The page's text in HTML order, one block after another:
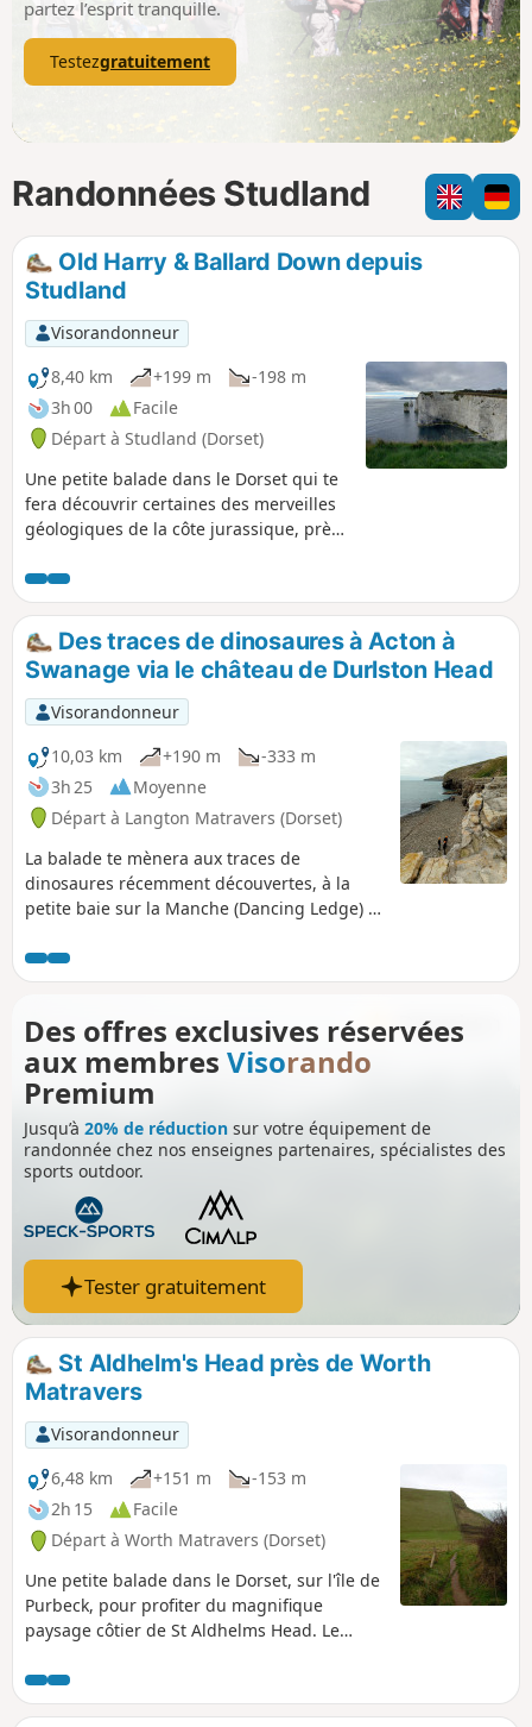
partez l’esprit tranquille.
Testezgratuitement
Randonnées Studland
Old Harry & Ballard Down depuis
Studland
Visorandonneur
8,40 km
+199 m
-198 m
3h 00
Facile
Départ à Studland (Dorset)
Une petite balade dans le Dorset qui te
fera découvrir certaines des merveilles
géologiques de la côte jurassique, près
de superbes vues sur la baie de
Swanage.
Des traces de dinosaures à Acton à
Swanage via le château de Durlston Head
Visorandonneur
10,03 km
+190 m
-333 m
3h 25
Moyenne
Départ à Langton Matravers (Dorset)
La balade te mènera aux traces de
dinosaures récemment découvertes, à la
petite baie sur la Manche (Dancing Ledge) et
partie sud de Swanage via le château de
Durlston Head. Profite de la vue magnifique
sud-ouest tout au long du parcours.
Des offres exclusives réservées
aux membres Visorando
Premium
Jusqu’à 20% de réduction sur votre équipement de
randonnée chez nos enseignes partenaires, spécialistes des
sports outdoor.
Tester gratuitement
St Aldhelm's Head près de Worth
Matravers
Visorandonneur
6,48 km
+151 m
-153 m
2h 15
Facile
Départ à Worth Matravers (Dorset)
Une petite balade dans le Dorset, sur l'île de
Purbeck, pour profiter du magnifique
paysage côtier de St Aldhelms Head. Le
West Coast Path et constitue un choix idéal
pour un après-midi ensoleillé.